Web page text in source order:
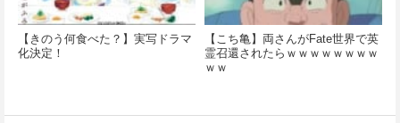
【きのう何食べた？】実写ドラマ
化決定！
【こち亀】両さんがFate世界で英
霊召還されたらｗｗｗｗｗｗｗｗ
ｗｗ